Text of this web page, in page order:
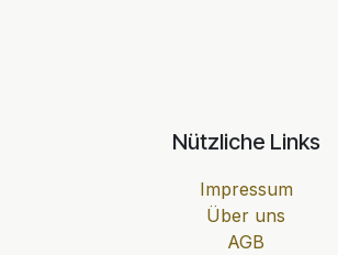
Nützliche Links
Impressum
Über uns
AGB